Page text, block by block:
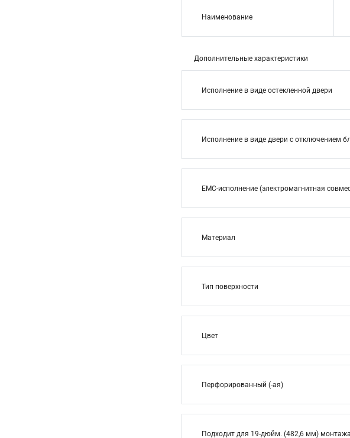
Наименование
Дополнительные характеристики
Исполнение в виде остекленной двери
Исполнение в виде двери с отключением
EMC-исполнение (электромагнитная
Материал
Тип поверхности
Цвет
Перфорированный (-ая)
Подходит для 19-дюйм. (482,6 мм) монтажа